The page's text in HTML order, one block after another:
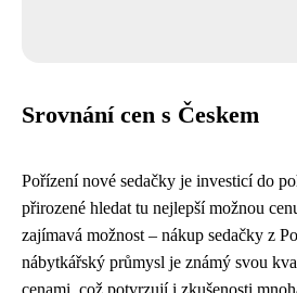
Srovnání cen s Českem
Pořízení nové sedačky je investicí do
přirozené hledat tu nejlepší možnou
zajímavá možnost – nákup sedačky z
nábytkářský průmysl je známý svou
cenami, což potvrzují i zkušenosti